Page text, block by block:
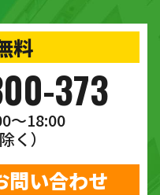
料
373
〜18:00
く）
問い合わせ